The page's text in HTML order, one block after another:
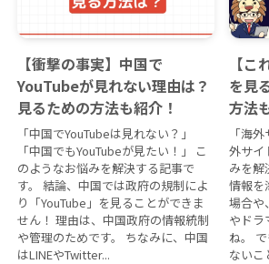
【衝撃の事実】中国で
YouTubeが見れない理由は？
見るための方法も紹介！
「中国でYouTubeは見れない？」
「中国でもYouTubeが見たい！」 こ
のようなお悩みを解決する記事で
す。 結論、中国では政府の規制によ
り「YouTube」を見ることができま
せん！ 理由は、中国政府の情報統制
や管理のためです。 ちなみに、中国
はLINEやTwitter...
【
を見
方法
「海
外サイ
みを解
情報を
場合や
やドラ
ね。
ないこ